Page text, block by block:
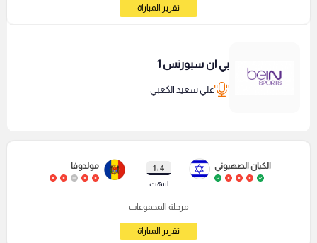
تقرير المباراة
بي ان سبورتس 1
علي سعيد الكعبي
الكيان الصهيوني
4 : 1
انتهت
مولدوفا
مرحلة المجموعات
تقرير المباراة